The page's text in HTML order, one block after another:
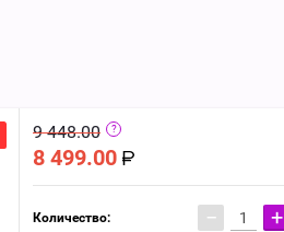
9 448.00
8 499.00
Количество: − +